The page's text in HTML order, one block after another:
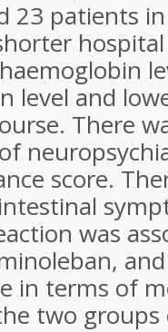
23 patients
level and
There
score.
was
in terms of
two